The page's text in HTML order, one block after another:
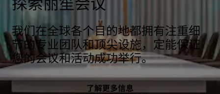
我们在全球各个目的地都拥有注重细
节的专业团队和顶尖设施，定能保证
您的会议和活动成功举行。
了解更多信息